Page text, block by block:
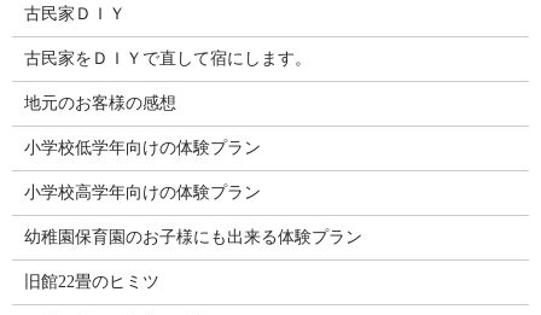
古民家ＤＩＹ
古民家をＤＩＹで直して宿にします。
地元のお客様の感想
小学校低学年向けの体験プラン
小学校高学年向けの体験プラン
幼稚園保育園のお子様にも出来る体験プラン
旧館22畳のヒミツ